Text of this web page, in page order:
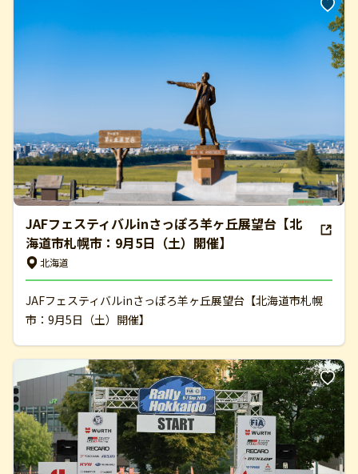
JAFフェスティバルinさっぽろ羊ヶ丘展望台【北
海道市札幌市：9月5日（土）開催】
北海道
JAFフェスティバルinさっぽろ羊ヶ丘展望台【北海道市札幌
市：9月5日（土）開催】